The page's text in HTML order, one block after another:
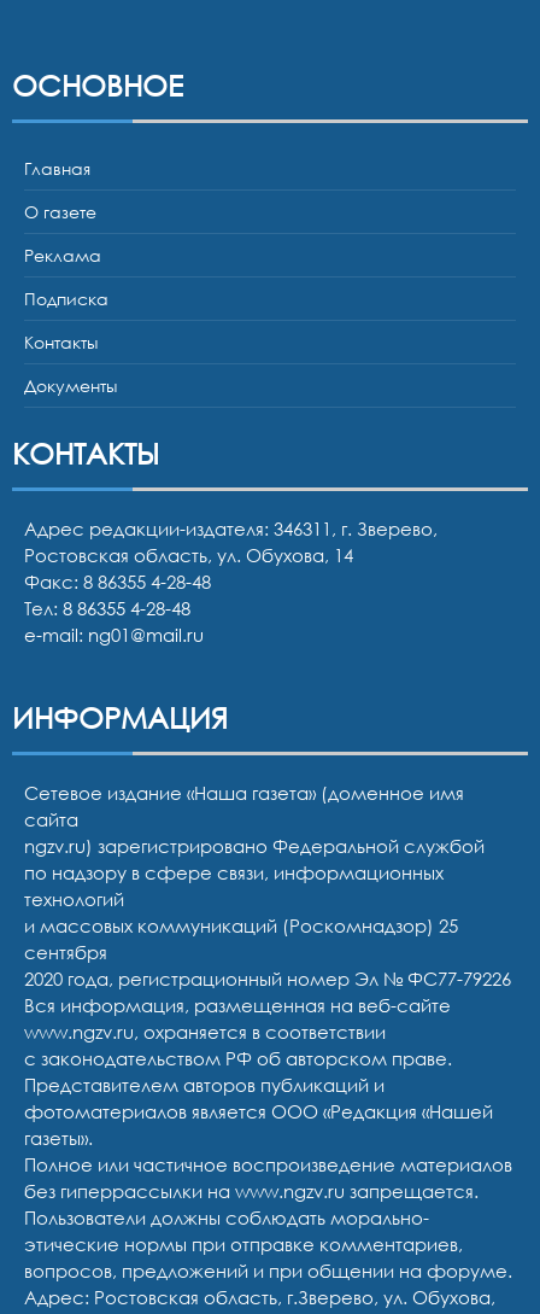
ОСНОВНОЕ
Главная
О газете
Реклама
Подписка
Контакты
Документы
КОНТАКТЫ
Адрес редакции-издателя: 346311, г. Зверево,
Ростовская область, ул. Обухова, 14
Факс: 8 86355 4-28-48
Тел: 8 86355 4-28-48
e-mail: ng01@mail.ru
ИНФОРМАЦИЯ
Сетевое издание «Наша газета» (доменное имя
сайта
ngzv.ru) зарегистрировано Федеральной службой
по надзору в сфере связи, информационных
технологий
и массовых коммуникаций (Роскомнадзор) 25
сентября
2020 года, регистрационный номер Эл № ФС77-79226
Вся информация, размещенная на веб-сайте
www.ngzv.ru, охраняется в соответствии
с законодательством РФ об авторском праве.
Представителем авторов публикаций и
фотоматериалов является ООО «Редакция «Нашей
газеты».
Полное или частичное воспроизведение материалов
без гиперрассылки на www.ngzv.ru запрещается.
Пользователи должны соблюдать морально-
этические нормы при отправке комментариев,
вопросов, предложений и при общении на форуме.
Адрес: Ростовская область, г.Зверево, ул. Обухова,